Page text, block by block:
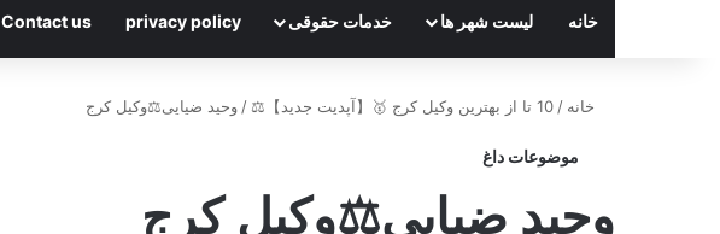
خانه لیست شهر ها خدمات حقوقی privacy policy
Contact us
خانه / 10 تا از بهترین وکیل کرج 🥇【آپدیت جدید】⚖️ / وحید ضیایی⚖️وکیل کرج
موضوعات داغ
وحید ضیایی⚖️وکیل کرج